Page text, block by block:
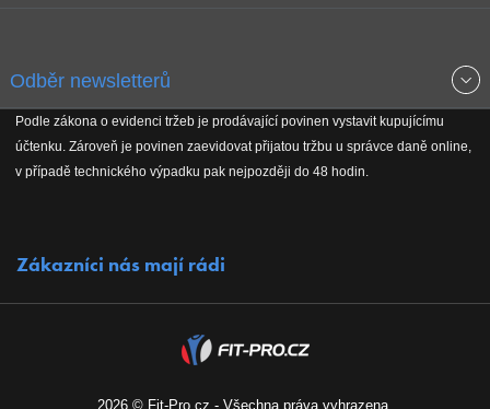
Reklamační řád
Koho podporujeme
Odběr newsletterů
Podle zákona o evidenci tržeb je prodávající povinen vystavit kupujícímu
účtenku. Zároveň je povinen zaevidovat přijatou tržbu u správce daně online,
v případě technického výpadku pak nejpozději do 48 hodin.
Zákazníci nás mají rádi
2026 © Fit-Pro.cz - Všechna práva vyhrazena.